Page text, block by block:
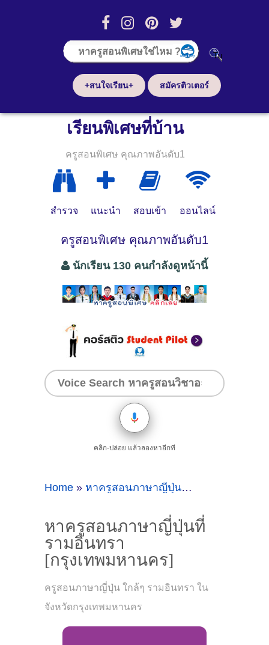
+สนใจเรียน+ สมัครติวเตอร์
เรียนพิเศษที่บ้าน
ครูสอนพิเศษ คุณภาพอันดับ1
สำรวจ แนะนำ สอบเข้า ออนไลน์
ครูสอนพิเศษ คุณภาพอันดับ1
นักเรียน 130 คนกำลังดูหน้านี้
คลิก-ปล่อย แล้วลองหาอีกที
Home » หาครูสอนภาษาญี่ปุ่นที่รามอินทรา
หาครูสอนภาษาญี่ปุ่นที่
รามอินทรา
[กรุงเทพมหานคร]
ครูสอนภาษาญี่ปุ่น ใกล้ๆ รามอินทรา ใน
จังหวัดกรุงเทพมหานคร